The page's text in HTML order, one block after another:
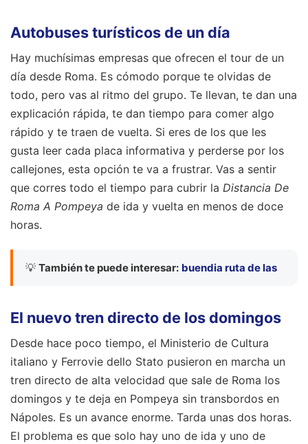
Autobuses turísticos de un día
Hay muchísimas empresas que ofrecen el tour de un
día desde Roma. Es cómodo porque te olvidas de
todo, pero vas al ritmo del grupo. Te llevan, te dan una
explicación rápida, te dan tiempo para comer algo
rápido y te traen de vuelta. Si eres de los que les
gusta leer cada placa informativa y perderse por los
callejones, esta opción te va a frustrar. Vas a sentir
que corres todo el tiempo para cubrir la Distancia De
Roma A Pompeya de ida y vuelta en menos de doce
horas.
💡 También te puede interesar: buendia ruta de las
El nuevo tren directo de los domingos
Desde hace poco tiempo, el Ministerio de Cultura
italiano y Ferrovie dello Stato pusieron en marcha un
tren directo de alta velocidad que sale de Roma los
domingos y te deja en Pompeya sin transbordos en
Nápoles. Es un avance enorme. Tarda unas dos horas.
El problema es que solo hay uno de ida y uno de